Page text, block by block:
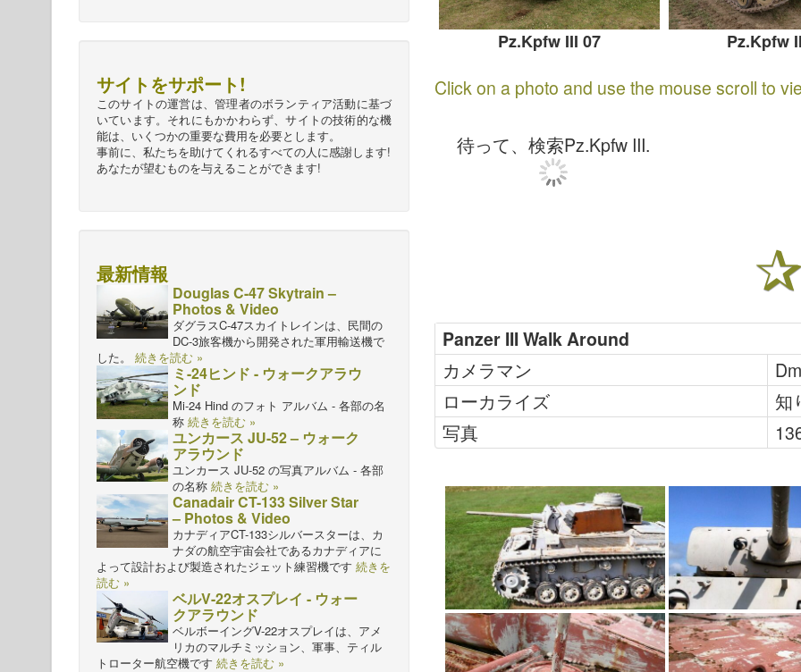
Pz.Kpfw III 07 Pz.Kpfw
Click on a photo and use the mouse scroll to
待って、検索Pz.Kpfw III.
Panzer III Walk Around
カメラマン
ローカライズ
知
写真
サイトをサポート!
このサイトの運営は、管理者のボランティア活動に基づ
いています。それにもかかわらず、サイトの技術的な機
能は、いくつかの重要な費用を必要とします。
事前に、私たちを助けてくれるすべての人に感謝します!
あなたが望むものを与えることができます!
最新情報
Douglas C-47 Skytrain –
Photos & Video
ダグラスC-47スカイトレインは、民間の
DC-3旅客機から開発された軍用輸送機で
した。 続きを読む »
ミ-24ヒンド - ウォークアラウ
ンド
Mi-24 Hind のフォト アルバム - 各部の名
称 続きを読む »
ユンカース JU-52 – ウォーク
アラウンド
ユンカース JU-52 の写真アルバム - 各部
の名称 続きを読む »
Canadair CT-133 Silver Star
– Photos & Video
カナディアCT-133シルバースターは、カ
ナダの航空宇宙会社であるカナディアに
よって設計および製造されたジェット練習機です 続きを
読む »
ベルV-22オスプレイ - ウォー
クアラウンド
ベルボーイングV-22オスプレイは、アメ
リカのマルチミッション、軍事、ティル
トローター航空機です 続きを読む »